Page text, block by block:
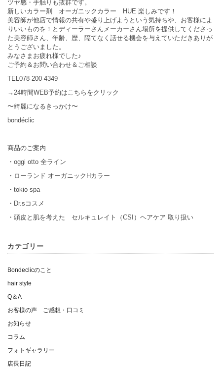
ツヤ感・手触りも抜群です。
新しいカラー剤 オーガニックカラー HUE 楽しみです！
美容師が他店で情報の共有や盛り上げようという気持ちや、お客様によ
りいいものを！とディーラーさんメーカーさん場所を提供してくださっ
た美容師さん、年齢、歴、隔てなく話せる機会を与えていただきありが
とうございました。
みなさまお疲れ様でした♪
ご予約＆お問い合わせ＆ご相談
TEL078-200-4349
→24時間WEB予約はこちらをクリック
〜綺麗になるきっかけ〜
bondéclic
商品のご案内
・oggi otto 全ライン
・ローランド オーガニックHカラー
・tokio spa
・Dr.sコスメ
・頭皮と肌を考えた セルキュレイト（CSI）ヘアケア 取り扱い
カテゴリー
Bondeclicのこと
hair style
Q＆A
お客様の声 ご感想・口コミ
お知らせ
コラム
フォトギャラリー
店長日記